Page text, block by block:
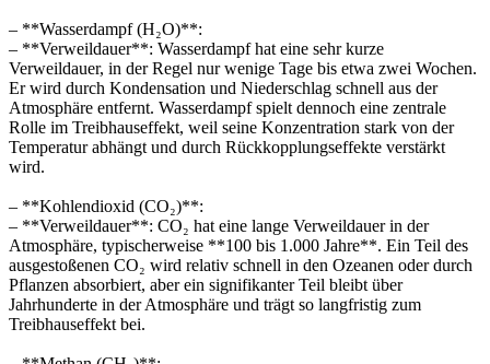
– **Wasserdampf (H₂O)**:
– **Verweildauer**: Wasserdampf hat eine sehr kurze
Verweildauer, in der Regel nur wenige Tage bis etwa zwei Wochen.
Er wird durch Kondensation und Niederschlag schnell aus der
Atmosphäre entfernt. Wasserdampf spielt dennoch eine zentrale
Rolle im Treibhauseffekt, weil seine Konzentration stark von der
Temperatur abhängt und durch Rückkopplungseffekte verstärkt
wird.
– **Kohlendioxid (CO₂)**:
– **Verweildauer**: CO₂ hat eine lange Verweildauer in der
Atmosphäre, typischerweise **100 bis 1.000 Jahre**. Ein Teil des
ausgestoßenen CO₂ wird relativ schnell in den Ozeanen oder durch
Pflanzen absorbiert, aber ein signifikanter Teil bleibt über
Jahrhunderte in der Atmosphäre und trägt so langfristig zum
Treibhauseffekt bei.